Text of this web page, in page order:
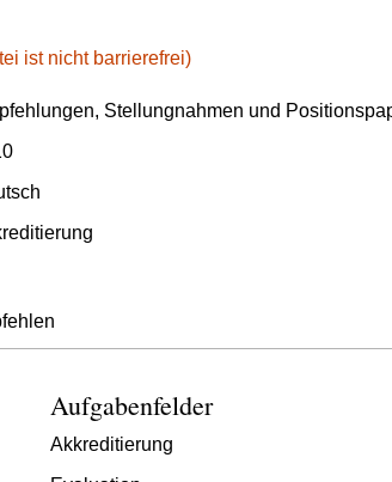
ist nicht barrierefrei)
Stellungnahmen und
Aufgabenfelder
Akkreditierung